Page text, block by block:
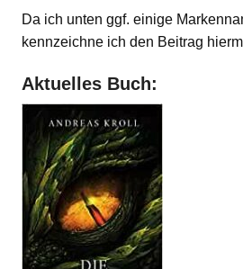
Da ich unten ggf. einige
kennzeichne ich den Beitrag
Aktuelles Buch: